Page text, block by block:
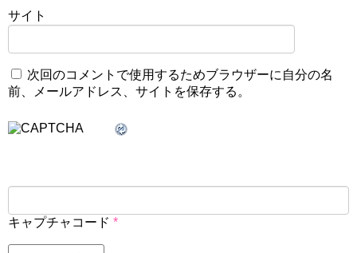
サイト
次回のコメントで使用するためブラウザーに自分の名
前、メールアドレス、サイトを保存する。
キャプチャコード *